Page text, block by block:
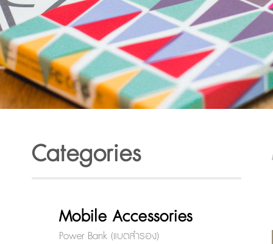
Categories
Mobile Accessories
Power Bank (แบตสำรอง)